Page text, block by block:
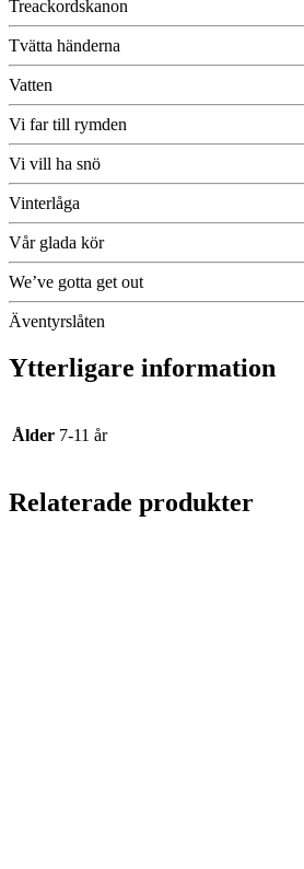
Treackordskanon
Tvätta händerna
Vatten
Vi far till rymden
Vi vill ha snö
Vinterlåga
Vår glada kör
We’ve gotta get out
Äventyrslåten
Ytterligare information
Ålder 7-11 år
Relaterade produkter